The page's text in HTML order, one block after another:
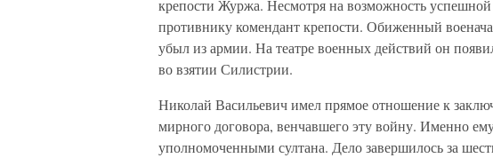
крепости Журжа. Несмотря на возможность успешной
противнику комендант крепости. Обиженный
убыл из армии. На театре военных действий он
во взятии Силистрии.
Николай Васильевич имел прямое отношение к
мирного договора, венчавшего эту войну. Именно
уполномоченными султана. Дело завершилось за